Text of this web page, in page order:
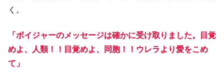
く。
「ボイジャーのメッセージは確かに受け取りました。目覚
めよ、人類！！目覚めよ、同胞！！ウレラより愛をこめ
て」